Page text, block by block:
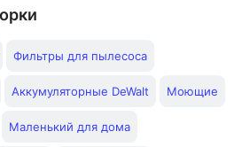
Фильтры для пылесоса
Аккумуляторные DeWalt Моющие
Маленький для дома